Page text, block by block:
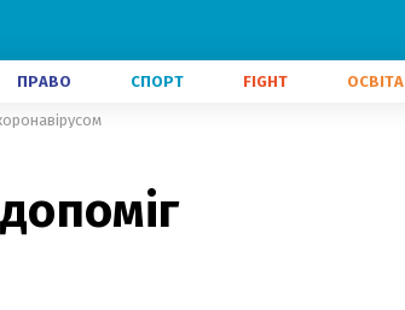
ПРАВО СПОРТ FIGHT ОСВІТА